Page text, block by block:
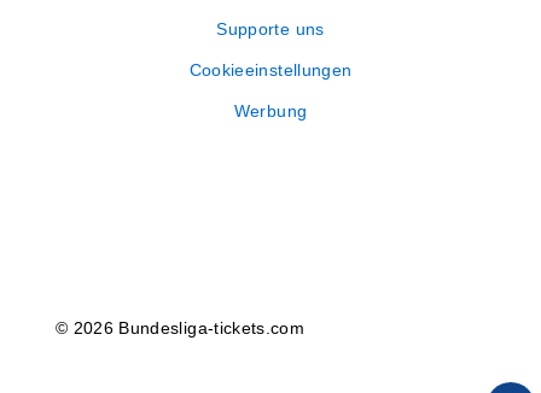
Supporte uns
Cookieeinstellungen
Werbung
© 2026 Bundesliga-tickets.com